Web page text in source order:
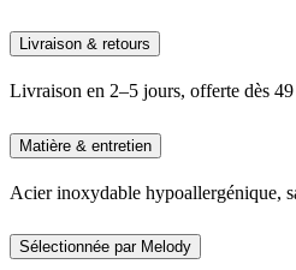
Livraison & retours
Livraison en 2–5 jours, offerte dès
Matière & entretien
Acier inoxydable hypoallergénique,
Sélectionnée par Melody